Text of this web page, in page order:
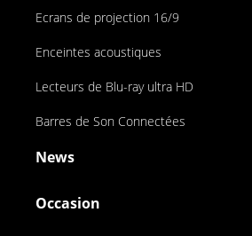
Ecrans de projection 16/9
Enceintes acoustiques
Lecteurs de Blu-ray ultra HD
Barres de Son Connectées
News
Occasion